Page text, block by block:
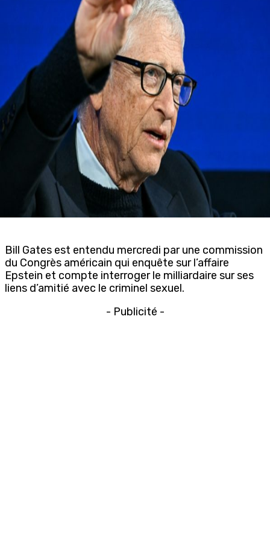
Bill Gates est entendu mercredi par une commission
du Congrès américain qui enquête sur l’affaire
Epstein et compte interroger le milliardaire sur ses
liens d’amitié avec le criminel sexuel.
- Publicité -